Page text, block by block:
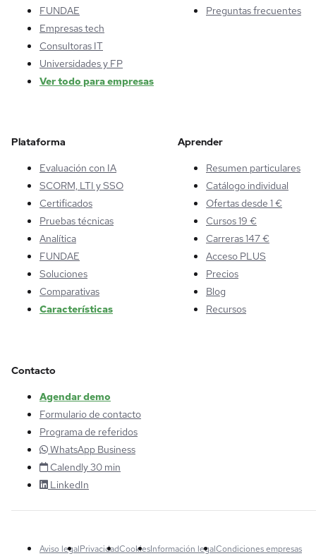
FUNDAE
Empresas tech
Consultoras IT
Universidades y FP
Ver todo para empresas
Preguntas frecuentes
Plataforma
Evaluación con IA
SCORM, LTI y SSO
Certificados
Pruebas técnicas
Analítica
FUNDAE
Soluciones
Comparativas
Características
Aprender
Resumen particulares
Catálogo individual
Ofertas desde 1 €
Cursos 19 €
Carreras 147 €
Acceso PLUS
Precios
Blog
Recursos
Contacto
Agendar demo
Formulario de contacto
Programa de referidos
WhatsApp Business
Calendly 30 min
LinkedIn
Aviso legalPrivacidadCookiesInformación legalCondiciones empresas